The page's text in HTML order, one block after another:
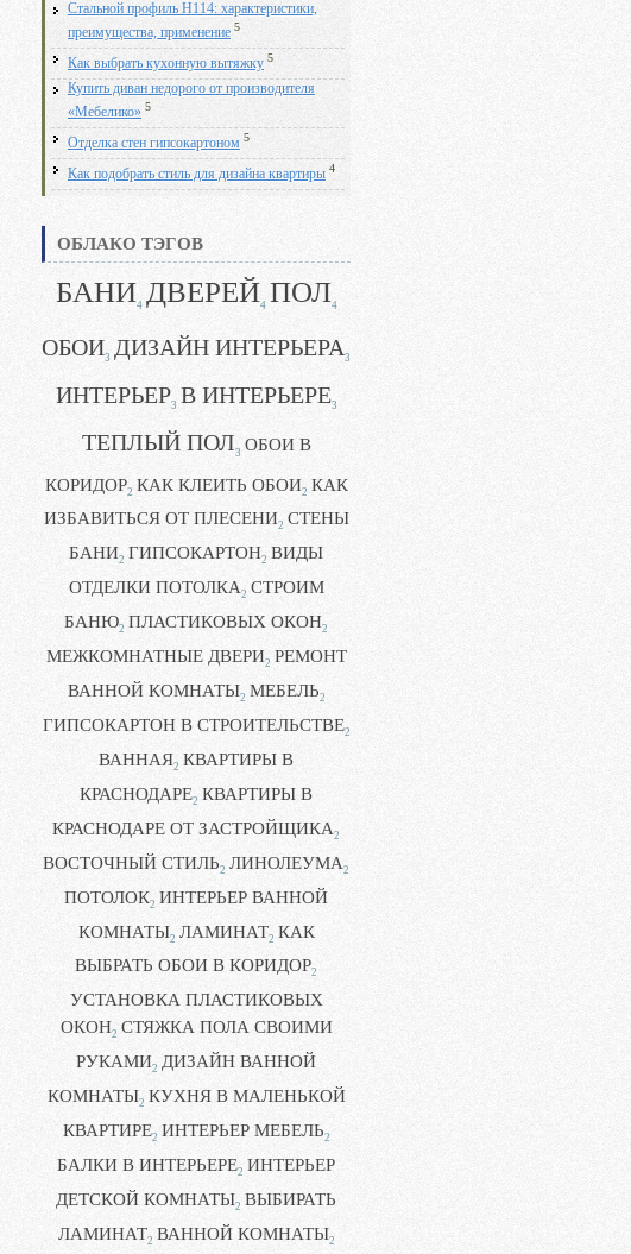
Стальной профиль Н114: характеристики,
преимущества, применение 5
Как выбрать кухонную вытяжку 5
Купить диван недорого от производителя
«Мебелико» 5
Отделка стен гипсокартоном 5
Как подобрать стиль для дизайна квартиры 4
ОБЛАКО ТЭГОВ
БАНИ4 ДВЕРЕЙ4 ПОЛ4
ОБОИ3 ДИЗАЙН ИНТЕРЬЕРА3
ИНТЕРЬЕР3 В ИНТЕРЬЕРЕ3
ТЕПЛЫЙ ПОЛ3 ОБОИ В
КОРИДОР2 КАК КЛЕИТЬ ОБОИ2 КАК
ИЗБАВИТЬСЯ ОТ ПЛЕСЕНИ2 СТЕНЫ
БАНИ2 ГИПСОКАРТОН2 ВИДЫ
ОТДЕЛКИ ПОТОЛКА2 СТРОИМ
БАНЮ2 ПЛАСТИКОВЫХ ОКОН2
МЕЖКОМНАТНЫЕ ДВЕРИ2 РЕМОНТ
ВАННОЙ КОМНАТЫ2 МЕБЕЛЬ2
ГИПСОКАРТОН В СТРОИТЕЛЬСТВЕ2
ВАННАЯ2 КВАРТИРЫ В
КРАСНОДАРЕ2 КВАРТИРЫ В
КРАСНОДАРЕ ОТ ЗАСТРОЙЩИКА2
ВОСТОЧНЫЙ СТИЛЬ2 ЛИНОЛЕУМА2
ПОТОЛОК2 ИНТЕРЬЕР ВАННОЙ
КОМНАТЫ2 ЛАМИНАТ2 КАК
ВЫБРАТЬ ОБОИ В КОРИДОР2
УСТАНОВКА ПЛАСТИКОВЫХ
ОКОН2 СТЯЖКА ПОЛА СВОИМИ
РУКАМИ2 ДИЗАЙН ВАННОЙ
КОМНАТЫ2 КУХНЯ В МАЛЕНЬКОЙ
КВАРТИРЕ2 ИНТЕРЬЕР МЕБЕЛЬ2
БАЛКИ В ИНТЕРЬЕРЕ2 ИНТЕРЬЕР
ДЕТСКОЙ КОМНАТЫ2 ВЫБИРАТЬ
ЛАМИНАТ2 ВАННОЙ КОМНАТЫ2